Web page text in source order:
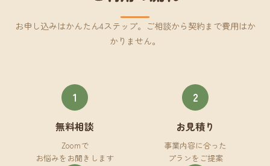
お申し込みはかんたん4ステップ。ご相談から契約まで費用はか
かりません。
1
無料相談
Zoomで
お悩みをお聞きします
2
お見積り
事業内容に合った
プランをご提案